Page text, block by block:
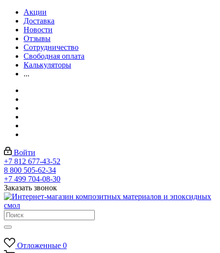
Акции
Доставка
Новости
Отзывы
Сотрудничество
Свободная оплата
Калькуляторы
...
Войти
+7 812 677-43-52
8 800 505-62-34
+7 499 704-08-30
Заказать звонок
Отложенные 0